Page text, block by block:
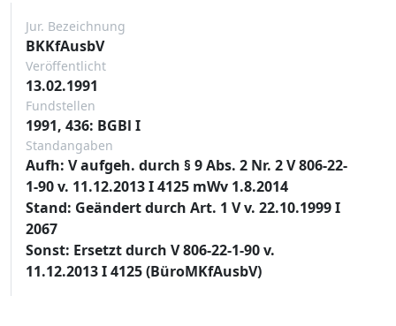
Jur. Bezeichnung
BKKfAusbV
Veröffentlicht
13.02.1991
Fundstellen
1991, 436: BGBl I
Standangaben
Aufh: V aufgeh. durch § 9 Abs. 2 Nr. 2 V 806-22-
1-90 v. 11.12.2013 I 4125 mWv 1.8.2014
Stand: Geändert durch Art. 1 V v. 22.10.1999 I
2067
Sonst: Ersetzt durch V 806-22-1-90 v.
11.12.2013 I 4125 (BüroMKfAusbV)